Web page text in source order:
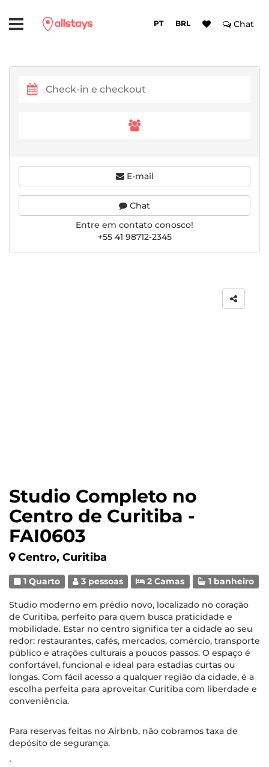
PT BRL Chat
Studio Completo no
Centro de Curitiba -
FAI0603
Centro, Curitiba
1 Quarto 3 pessoas 2 Camas 1 banheiro
Studio moderno em prédio novo, localizado no coração
de Curitiba, perfeito para quem busca praticidade e
mobilidade. Estar no centro significa ter a cidade ao seu
redor: restaurantes, cafés, mercados, comércio, transporte
público e atrações culturais a poucos passos. O espaço é
confortável, funcional e ideal para estadias curtas ou
longas. Com fácil acesso a qualquer região da cidade, é a
escolha perfeita para aproveitar Curitiba com liberdade e
conveniência.
Para reservas feitas no Airbnb, não cobramos taxa de
depósito de segurança.
∙
E-mail
Chat
Entre em contato conosco!
+55 41 98712-2345